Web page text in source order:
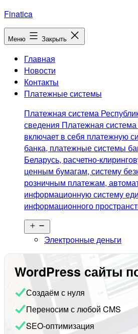
Перейти
к
содержимому
Finatica
Меню Закрыть
Главная
Новости
Контакты
Платежные системы
Платежная система
сведения Платежная
включает в себя платежную
банка, платежные системы
Беларусь, расчетно-
ценным бумагам, систему
розничным платежам,
информационную систему
информационного
меню
Электронные деньги
WordPress сайты
Создаём с нуля
Переносим с любой CMS
SEO-оптимизация